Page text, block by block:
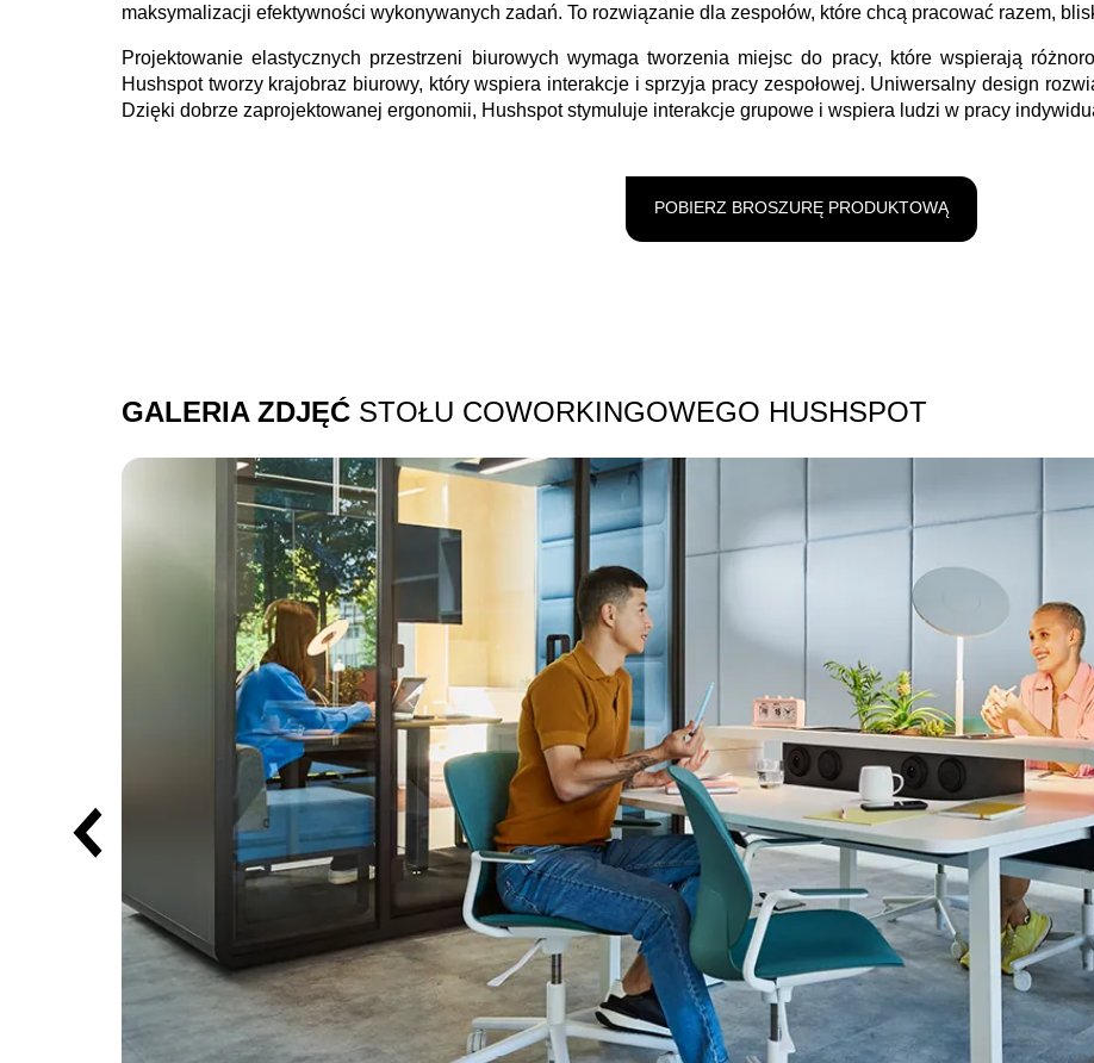
maksymalizacji efektywności wykonywanych zadań. To rozwiązanie dla zespołów, które chcą pracować razem,
Projektowanie elastycznych przestrzeni biurowych wymaga tworzenia miejsc do pracy, które wspierają
Hushspot tworzy krajobraz biurowy, który wspiera interakcje i sprzyja pracy zespołowej. Uniwersalny design
Dzięki dobrze zaprojektowanej ergonomii, Hushspot stymuluje interakcje grupowe i wspiera ludzi w pracy
POBIERZ BROSZURĘ PRODUKTOWĄ
GALERIA ZDJĘĆ STOŁU COWORKINGOWEGO HUSHSPOT